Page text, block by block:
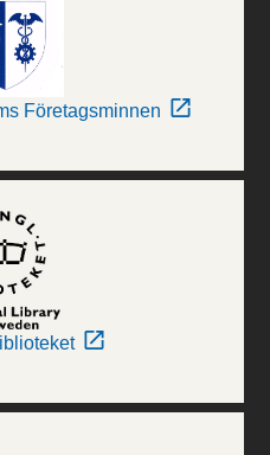
Företagsminnen